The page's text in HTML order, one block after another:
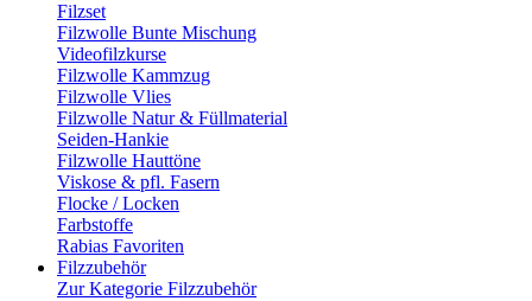
Filzset
Filzwolle Bunte Mischung
Videofilzkurse
Filzwolle Kammzug
Filzwolle Vlies
Filzwolle Natur & Füllmaterial
Seiden-Hankie
Filzwolle Hauttöne
Viskose & pfl. Fasern
Flocke / Locken
Farbstoffe
Rabias Favoriten
Filzzubehör
Zur Kategorie Filzzubehör